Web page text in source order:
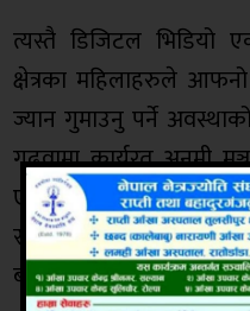
त्यस्तै डिजिटल भिडियो
क्षेत्रका महिलाहरुले
ज्यान गुमाउनु पर्ने
गढवामा कार्यरत अनमी
एक्सरे मेसिन प्राप्त
स्वास्थ्य अवस्था पत्ता
बचाउन सहयोग पुग्ने उनको